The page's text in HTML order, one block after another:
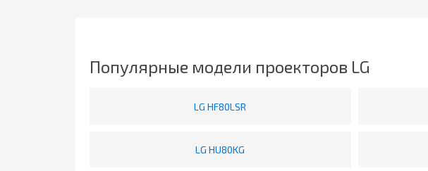
Популярные модели проекторов LG
LG HF80LSR
LG HU80KG